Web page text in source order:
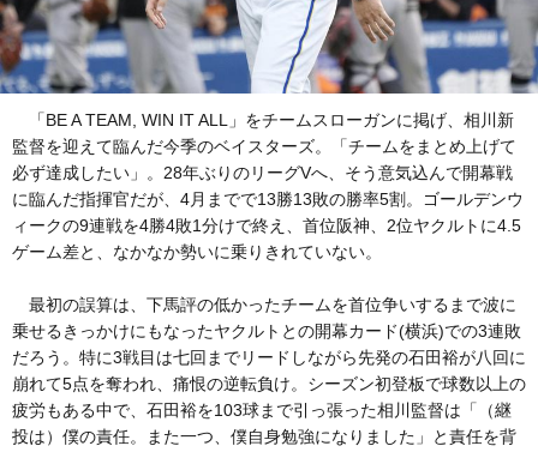
「BE A TEAM, WIN IT ALL」をチームスローガンに掲げ、相川新
監督を迎えて臨んだ今季のベイスターズ。「チームをまとめ上げて
必ず達成したい」。28年ぶりのリーグVへ、そう意気込んで開幕戦
に臨んだ指揮官だが、4月までで13勝13敗の勝率5割。ゴールデンウ
ィークの9連戦を4勝4敗1分けで終え、首位阪神、2位ヤクルトに4.5
ゲーム差と、なかなか勢いに乗りきれていない。
最初の誤算は、下馬評の低かったチームを首位争いするまで波に
乗せるきっかけにもなったヤクルトとの開幕カード(横浜)での3連敗
だろう。特に3戦目は七回までリードしながら先発の石田裕が八回に
崩れて5点を奪われ、痛恨の逆転負け。シーズン初登板で球数以上の
疲労もある中で、石田裕を103球まで引っ張った相川監督は「（継
投は）僕の責任。また一つ、僕自身勉強になりました」と責任を背